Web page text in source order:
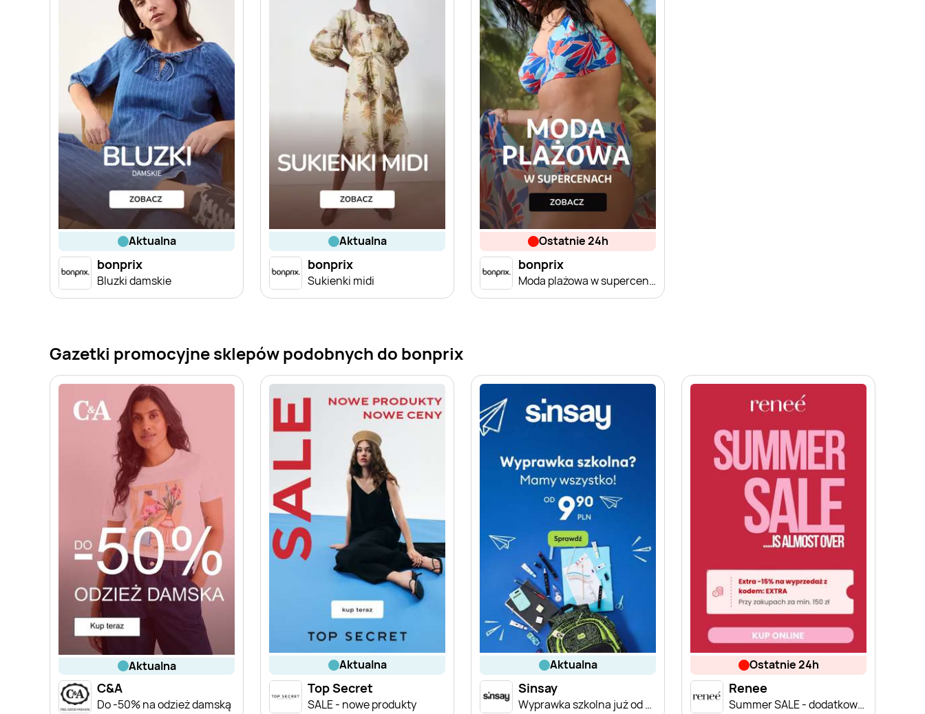
aktualna
bonprix
Bluzki damskie
aktualna
bonprix
Sukienki midi
ostatnie 24h
bonprix
Moda plażowa w supercenach!
Gazetki promocyjne sklepów podobnych do bonprix
aktualna
C&A
Do -50% na odzież damską
aktualna
Top Secret
SALE - nowe produkty
aktualna
Sinsay
Wyprawka szkolna już od 9,90 zł
ostatnie 24h
Renee
Summer SALE - dodatkowe -15% od 150 zł